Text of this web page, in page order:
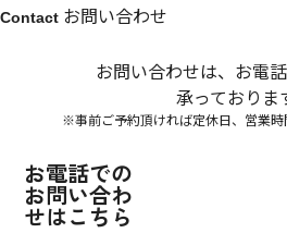
Contact お問い合わせ
お問い合わせは、お電
承っておりま
※事前ご予約頂ければ定休日、営業時
お電話での
お問い合わ
せはこちら